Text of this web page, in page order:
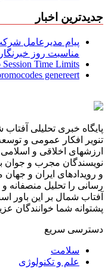
جدیدترین اخبار
پیام مدیرعامل
مناسبت روز خبرنگار ‌
Time Limits
genereert
پایگاه خبری تحلیلی
تنویر افکار عمومی و
ارزشهای اخلاقی و
نویسندگان مجرب و جوان
و رویدادهای ایران و
رسانی را تحلیل منصفانه
آفتاب شمال بر این باور
پشتوانه شما خوانندگان
دسترسی سریع
سلامت
علم و تکنولوژی